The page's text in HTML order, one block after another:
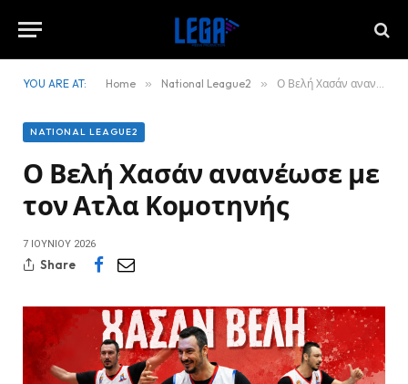
YOU ARE AT: Home » National League2 » Ο Βελή Χασάν ανανέωσε με τον Ατλα Κομοτηνής
NATIONAL LEAGUE2
Ο Βελή Χασάν ανανέωσε με
τον Ατλα Κομοτηνής
7 ΙΟΥΝΊΟΥ 2026
Share